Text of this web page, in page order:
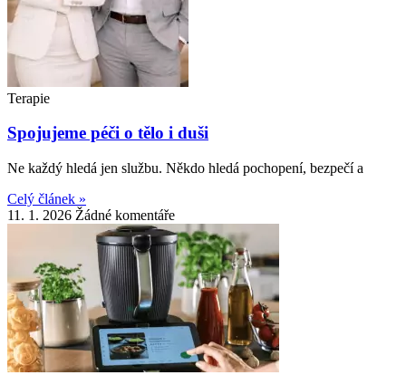
Terapie
Spojujeme péči o tělo i duši
Ne každý hledá jen službu. Někdo hledá pochopení, bezpečí a
Celý článek »
11. 1. 2026 Žádné komentáře